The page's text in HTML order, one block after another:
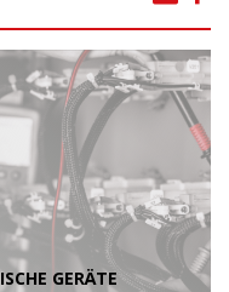
GERÄTE